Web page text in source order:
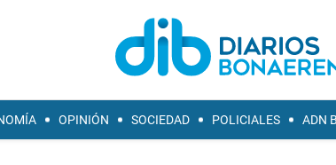
OPINIÓN SOCIEDAD POLICIALES ADN